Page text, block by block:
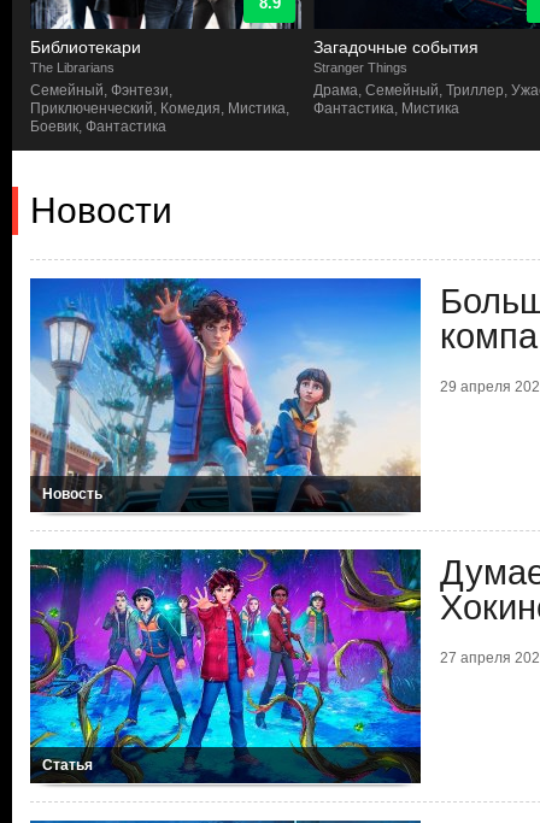
Библиотекари
The Librarians
Семейный, Фэнтези,
Приключенческий, Комедия, Мистика,
Боевик, Фантастика
Загадочные события
Stranger Things
Драма, Семейный, Триллер,
Фантастика, Мистика
Новости
Новость
29 апреля
Статья
27 апреля